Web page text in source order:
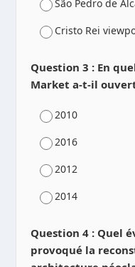
São Pedro de
Cristo Rei
Question 3 : En
Market a-t-il
2010
2016
2012
2014
Question 4 : Quel
provoqué la